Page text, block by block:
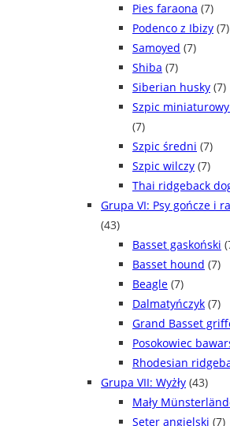
Pies faraona (7)
Podenco z Ibizy (7)
Samoyed (7)
Shiba (7)
Siberian husky (7)
Szpic
(7)
Szpic średni (7)
Szpic wilczy (7)
Thai ridgeback
Grupa VI: Psy gończe i
(43)
Basset gaskoński
Basset hound (7)
Beagle (7)
Dalmatyńczyk (7)
Grand Basset
Posokowiec
Rhodesian
Grupa VII: Wyżły (43)
Mały
Seter angielski (7)